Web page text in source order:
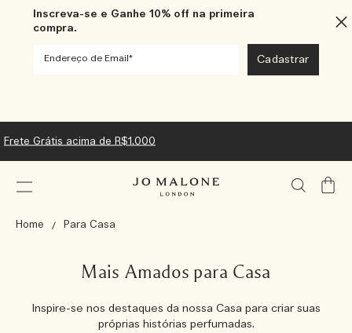
Inscreva-se e Ganhe 10% off na primeira
compra.
Frete Grátis acima de R$1.000
Meu
Home
Para Casa
Mais Amados para Casa
Inspire-se nos destaques da nossa Casa para criar suas
próprias histórias perfumadas.